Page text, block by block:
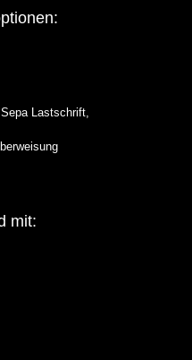
Lastschrift,
mit: